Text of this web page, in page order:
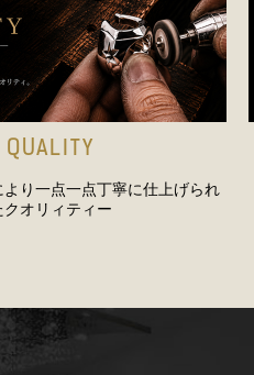
QUALITY
り一点一点丁寧に仕上げられ
クオリィティー